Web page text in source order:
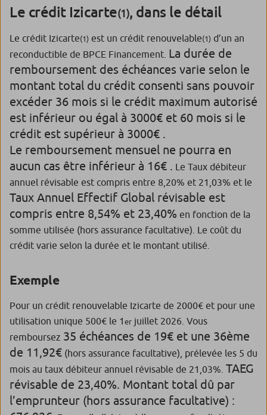
Le crédit Izicarte(1), dans le détail
Le crédit Izicarte(1) est un crédit renouvelable(1) d’un an
reconductible de BPCE Financement. La durée de
remboursement des échéances varie selon le
montant total du crédit consenti sans pouvoir
excéder 36 mois si le crédit maximum autorisé
est inférieur ou égal à 3000€ et 60 mois si le
crédit est supérieur à 3000€ .
Le remboursement mensuel ne pourra en
aucun cas être inférieur à 16€ . Le Taux débiteur
annuel révisable est compris entre 8,20% et 21,03% et le
Taux Annuel Effectif Global révisable est
compris entre 8,54% et 23,40% en fonction de la
somme utilisée (hors assurance facultative). Le coût du
crédit varie selon la durée et le montant utilisé.
Exemple
Pour un crédit renouvelable Izicarte de 2000€ et pour une
utilisation unique 500€ le 1er juillet 2026. Vous
remboursez 35 échéances de 19€ et une 36ème
de 11,92€ (hors assurance facultative), prélevée les 5 du
mois au taux débiteur annuel révisable de 21,03%. TAEG
révisable de 23,40%. Montant total dû par
l’emprunteur (hors assurance facultative) :